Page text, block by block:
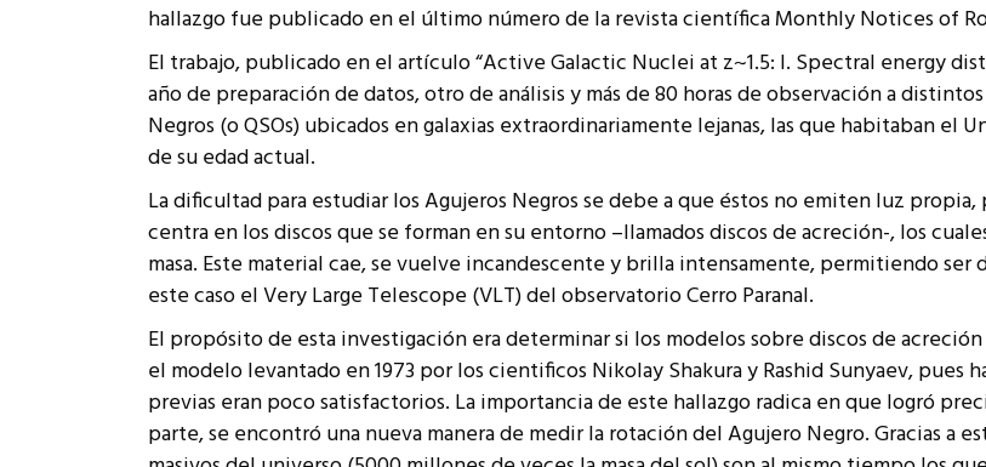
Representantes Técnicos
Cómo integrarse a REUNA
hallazgo fue publicado en el último número de la revista científica Monthly Notices of
El trabajo, publicado en el artículo “Active Galactic Nuclei at z~1.5: I. Spectral energy
año de preparación de datos, otro de análisis y más de 80 horas de observación a
Negros (o QSOs) ubicados en galaxias extraordinariamente lejanas, las que habitaban el
de su edad actual.
La dificultad para estudiar los Agujeros Negros se debe a que éstos no emiten luz
centra en los discos que se forman en su entorno –llamados discos de acreción-, los
masa. Este material cae, se vuelve incandescente y brilla intensamente, permitiendo
este caso el Very Large Telescope (VLT) del observatorio Cerro Paranal.
El propósito de esta investigación era determinar si los modelos sobre discos de
el modelo levantado en 1973 por los cientificos Nikolay Shakura y Rashid Sunyaev, pues
previas eran poco satisfactorios. La importancia de este hallazgo radica en que logró
parte, se encontró una nueva manera de medir la rotación del Agujero Negro. Gracias a